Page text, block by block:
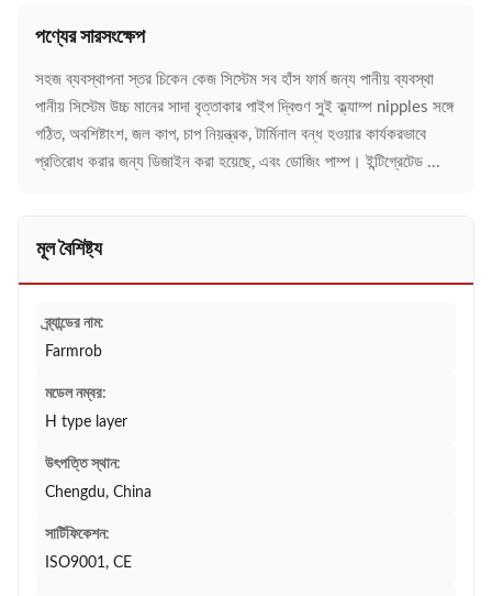
পণ্যের সারসংক্ষেপ
সহজ ব্যবস্থাপনা স্তর চিকেন কেজ সিস্টেম সব হাঁস ফার্ম জন্য পানীয় ব্যবস্থা
পানীয় সিস্টেম উচ্চ মানের সাদা বৃত্তাকার পাইপ দ্বিগুণ সুই ক্ল্যাম্প nipples সঙ্গে
গঠিত, অবশিষ্টাংশ, জল কাপ, চাপ নিয়ন্ত্রক, টার্মিনাল বন্ধ হওয়ার কার্যকরভাবে
প্রতিরোধ করার জন্য ডিজাইন করা হয়েছে, এবং ডোজিং পাম্প। ইন্টিগ্রেটেড ...
মূল বৈশিষ্ট্য
ব্র্যান্ডের নাম:
Farmrob
মডেল নম্বর:
H type layer
উৎপত্তি স্থান:
Chengdu, China
সার্টিফিকেশন:
ISO9001, CE